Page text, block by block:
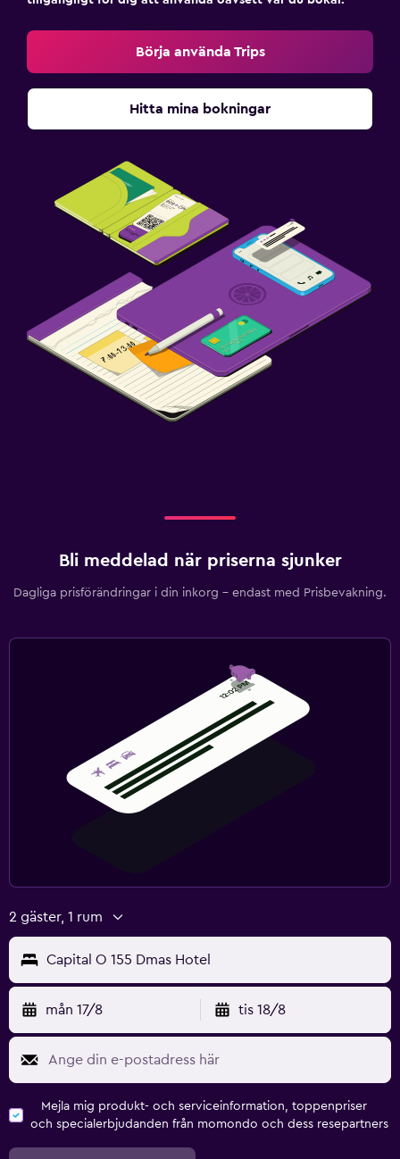
Börja använda Trips
Hitta mina bokningar
Bli meddelad när priserna sjunker
Dagliga prisförändringar i din inkorg – endast med Prisbevakning.
2 gäster, 1 rum
Capital O 155 Dmas Hotel
mån 17/8 tis 18/8
Mejla mig produkt- och serviceinformation, toppenpriser
och specialerbjudanden från momondo och dess resepartners